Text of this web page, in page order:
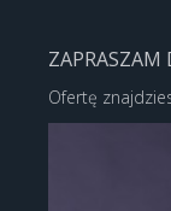
ZAPRASZAM
Ofertę